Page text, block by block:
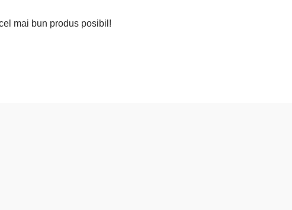
mai bun produs posibil!